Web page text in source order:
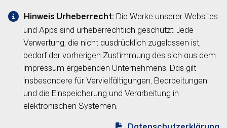
Hinweis Urheberrecht: Die Werke unserer Websites
und Apps sind urheberrechtlich geschützt. Jede
Verwertung, die nicht ausdrücklich zugelassen ist,
bedarf der vorherigen Zustimmung des sich aus dem
Impressum ergebenden Unternehmens. Das gilt
insbesondere für Vervielfältigungen, Bearbeitungen
und die Einspeicherung und Verarbeitung in
elektronischen Systemen.